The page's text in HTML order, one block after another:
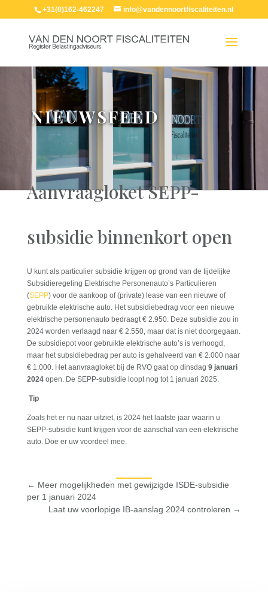
+31(0)162-462247 info@vandennoortfiscaliteiten.nl
NIEUWSFEED
Aanvraagloket SEPP-
subsidie binnenkort open
U kunt als particulier subsidie krijgen op grond van de tijdelijke
Subsidieregeling Elektrische Personenauto’s Particulieren
(SEPP) voor de aankoop of (private) lease van een nieuwe of
gebruikte elektrische auto. Het subsidiebedrag voor een nieuwe
elektrische personenauto bedraagt € 2.950. Deze subsidie zou in
2024 worden verlaagd naar € 2.550, maar dat is niet doorgegaan.
De subsidiepot voor gebruikte elektrische auto’s is verhoogd,
maar het subsidiebedrag per auto is gehalveerd van € 2.000 naar
€ 1.000. Het aanvraagloket bij de RVO gaat op dinsdag 9 januari
2024open. De SEPP-subsidie loopt nog tot 1 januari 2025.
Tip
Zoals het er nu naar uitziet, is 2024 het laatste jaar waarin u
SEPP-subsidie kunt krijgen voor de aanschaf van een elektrische
auto. Doe er uw voordeel mee.
← Meer mogelijkheden met gewijzigde ISDE-subsidie
per 1 januari 2024
Laat uw voorlopige IB-aanslag 2024 controleren →